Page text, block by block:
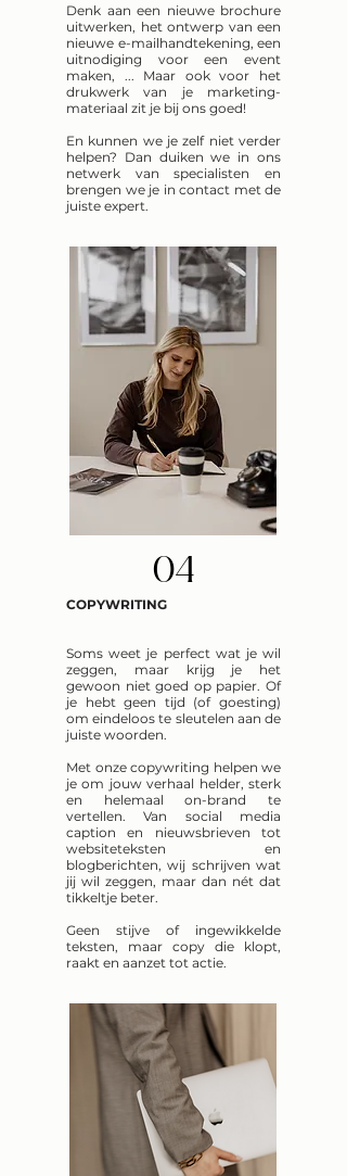
Denk aan een nieuwe brochure
uitwerken, het ontwerp van een
nieuwe e-mailhandtekening, een
uitnodiging voor een event
maken, ... Maar ook voor het
drukwerk van je marketing-
materiaal zit je bij ons goed!
En kunnen we je zelf niet verder
helpen? Dan duiken we in ons
netwerk van specialisten en
brengen we je in contact met de
juiste expert.
04
COPYWRITING
Soms weet je perfect wat je wil
zeggen, maar krijg je het
gewoon niet goed op papier. Of
je hebt geen tijd (of goesting)
om eindeloos te sleutelen aan de
juiste woorden.
Met onze copywriting helpen we
je om jouw verhaal helder, sterk
en helemaal on-brand te
vertellen. Van social media
caption en nieuwsbrieven tot
websiteteksten en
blogberichten, wij schrijven wat
jij wil zeggen, maar dan nét dat
tikkeltje beter.
Geen stijve of ingewikkelde
teksten, maar copy die klopt,
raakt en aanzet tot actie.